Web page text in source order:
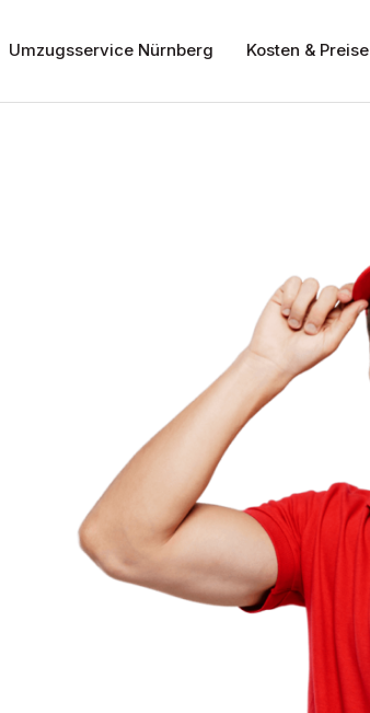
Umzugsservice Nürnberg Kosten & Preise